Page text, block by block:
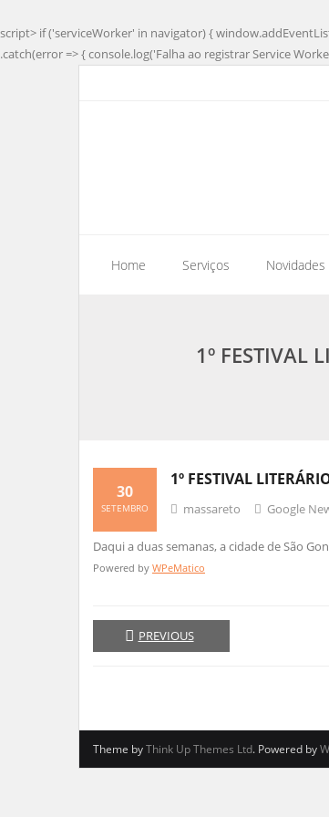
script> if ('serviceWorker' in navigator) {
.catch(error => { console.log('Falha ao registrar Service
Home Serviços Novidades
1º FESTIVAL
1º FESTIVAL
30
SETEMBRO massareto Google
Daqui a duas semanas, a cidade de São
Powered by WPeMatico
PREVIOUS
Theme byThink Up Themes Ltd. Powered by